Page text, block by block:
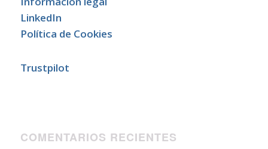
LinkedIn
Política de Cookies
Trustpilot
COMENTARIOS RECIENTES